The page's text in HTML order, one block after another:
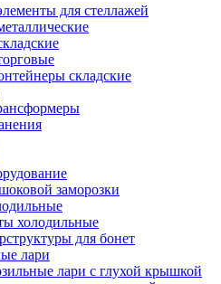
для стеллажей
складские
заморозки
холодильные
для бонет
лари
лари с глухой крышкой